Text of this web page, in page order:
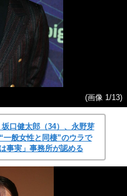
(画像 1/13)
坂口健太郎（34）、永野芽
一般女性と同棲”のウラで
事実」事務所が認める